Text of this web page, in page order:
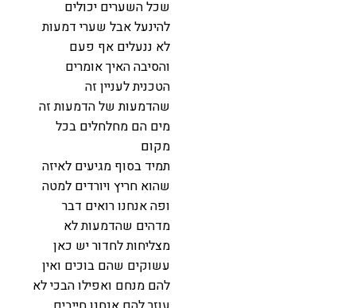
שכל השערים יכולים
להינעל אבל שערי דמעות
לא ננעלים אף פעם
והסיבה האיך אומרים
הטכנית לעניין זה
שהדמעות של הדמעות זה
מים הם מחלחלים בכל
מקום
תמיד בסוף מגיעים לאיזה
שהוא חריץ ויורדים למטה
ופה אנחנו רואים דבר
מדהים שהדמעות לא
מצליחות לחדור יש כאן
עשוקים שהם בוכים ואין
להם מנחם ואפילו הבכי לא